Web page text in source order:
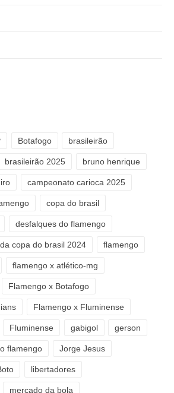
Botafogo brasileirão
brasileirão 2025 bruno henrique
campeonato carioca 2025
copa do brasil
desfalques do flamengo
copa do brasil 2024 flamengo
flamengo x atlético-mg
Flamengo x Botafogo
Flamengo x Fluminense
Fluminense gabigol gerson
flamengo Jorge Jesus
libertadores
mercado da bola